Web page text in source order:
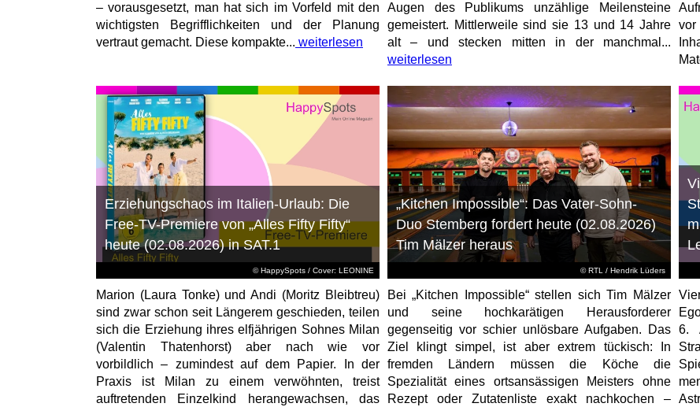
– vorausgesetzt, man hat sich im Vorfeld mit den
wichtigsten Begrifflichkeiten und der Planung
vertraut gemacht. Diese kompakte... weiterlesen
Augen des Publikums unzählige Meilensteine
gemeistert. Mittlerweile sind sie 13 und 14 Jahre
alt – und stecken mitten in der manchmal...
weiterlesen
© HappySpots / Cover: LEONINE
Erziehungschaos im Italien-Urlaub: Die
Free-TV-Premiere von „Alles Fifty Fifty“
heute (02.08.2026) in SAT.1
Marion (Laura Tonke) und Andi (Moritz Bleibtreu)
sind zwar schon seit Längerem geschieden, teilen
sich die Erziehung ihres elfjährigen Sohnes Milan
(Valentin Thatenhorst) aber nach wie vor
vorbildlich – zumindest auf dem Papier. In der
Praxis ist Milan zu einem verwöhnten, treist
auftretenden Einzelkind herangewachsen, das
© RTL/ Hendrik Lüders
„Kitchen Impossible“: Das Vater-Sohn-
Duo Stemberg fordert heute (02.08.2026)
Tim Mälzer heraus
Bei „Kitchen Impossible“ stellen sich Tim Mälzer
und seine hochkarätigen Herausforderer
gegenseitig vor schier unlösbare Aufgaben. Das
Ziel klingt simpel, ist aber extrem tückisch: In
fremden Ländern müssen die Köche die
Spezialität eines ortsansässigen Meisters ohne
Rezept oder Zutatenliste exakt nachkochen –
6.